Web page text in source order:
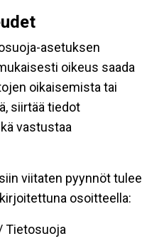
asetuksen
oikeus saada
oikaisemista tai
siirtää tiedot
vastustaa
viitaten pyynnöt tulee
osoitteella:
Tietosuoja